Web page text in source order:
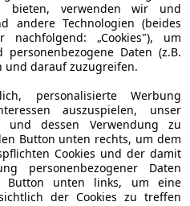
bieten, verwenden wir und
andere Technologien (beides
nachfolgend: „Cookies"), um
Daten (z.B.
und darauf zuzugreifen.
personalisierte Werbung
auszuspielen, unser
und dessen Verwendung zu
Button unten rechts, um dem
Cookies und der damit
personenbezogener Daten
Button unten links, um eine
der Cookies zu treffen
allerdings
gerüstet beim
immerhin noch um 0,9 Liter
und
Den Sprint absolviert
recht erfreuliche
an den Tag legt.
Fahrwerke positiv auf.
Unebenheiten in
die Lenkung etwas